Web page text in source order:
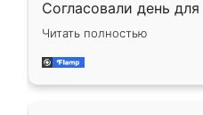
Согласовали день
недели кухня была
довольны работой.
мебель за
Читать полностью